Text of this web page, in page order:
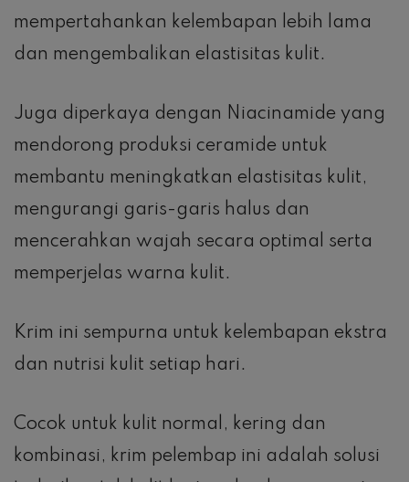
mempertahankan kelembapan lebih lama
dan mengembalikan elastisitas kulit.
Juga diperkaya dengan Niacinamide yang
mendorong produksi ceramide untuk
membantu meningkatkan elastisitas kulit,
mengurangi garis-garis halus dan
mencerahkan wajah secara optimal serta
memperjelas warna kulit.
Krim ini sempurna untuk kelembapan ekstra
dan nutrisi kulit setiap hari.
Cocok untuk kulit normal, kering dan
kombinasi, krim pelembap ini adalah solusi